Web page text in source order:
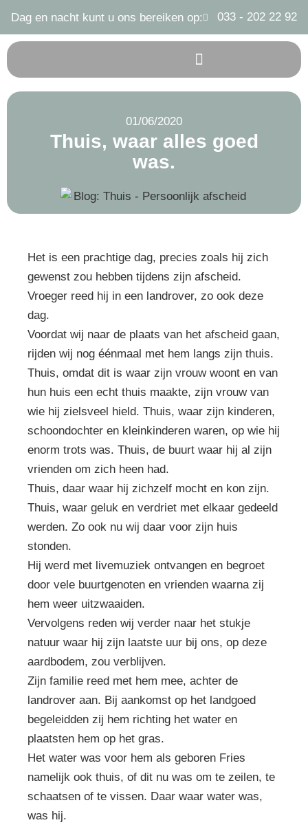
Dag en nacht kunt u ons bereiken op: 033 - 202 22 92
01/06/2020
Thuis, waar alles goed
was.
Het is een prachtige dag, precies zoals hij zich
gewenst zou hebben tijdens zijn afscheid.
Vroeger reed hij in een landrover, zo ook deze
dag.
Voordat wij naar de plaats van het afscheid gaan,
rijden wij nog éénmaal met hem langs zijn thuis.
Thuis, omdat dit is waar zijn vrouw woont en van
hun huis een echt thuis maakte, zijn vrouw van
wie hij zielsveel hield. Thuis, waar zijn kinderen,
schoondochter en kleinkinderen waren, op wie hij
enorm trots was. Thuis, de buurt waar hij al zijn
vrienden om zich heen had.
Thuis, daar waar hij zichzelf mocht en kon zijn.
Thuis, waar geluk en verdriet met elkaar gedeeld
werden. Zo ook nu wij daar voor zijn huis
stonden.
Hij werd met livemuziek ontvangen en begroet
door vele buurtgenoten en vrienden waarna zij
hem weer uitzwaaiden.
Vervolgens reden wij verder naar het stukje
natuur waar hij zijn laatste uur bij ons, op deze
aardbodem, zou verblijven.
Zijn familie reed met hem mee, achter de
landrover aan. Bij aankomst op het landgoed
begeleidden zij hem richting het water en
plaatsten hem op het gras.
Het water was voor hem als geboren Fries
namelijk ook thuis, of dit nu was om te zeilen, te
schaatsen of te vissen. Daar waar water was,
was hij.